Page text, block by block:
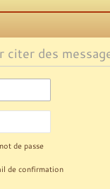
des
de passe
de confirmation